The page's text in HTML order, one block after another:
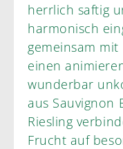
herrlich saftig
harmonisch
gemeinsam
einen
wunderbar
aus Sauvignon
Riesling
Frucht auf